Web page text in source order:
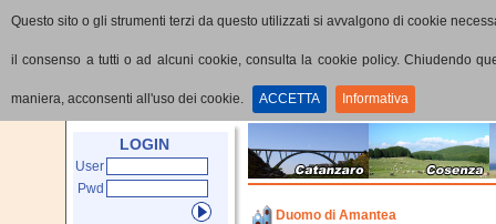
Questo sito o gli strumenti terzi da questo utilizzati si avvalgono di cookie
il consenso a tutti o ad alcuni cookie, consulta la cookie policy. Chiudendo
maniera, acconsenti all'uso dei cookie. ACCETTA Informativa
Dettaglio PoI
LOGIN
User
Pwd
Duomo di Amantea